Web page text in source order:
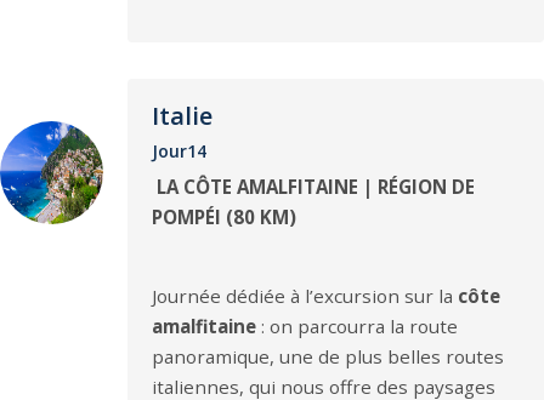
Italie
Jour14
LA CÔTE AMALFITAINE | RÉGION DE
POMPÉI (80 KM)
Journée dédiée à l’excursion sur la côte
amalfitaine : on parcourra la route
panoramique, une de plus belles routes
italiennes, qui nous offre des paysages